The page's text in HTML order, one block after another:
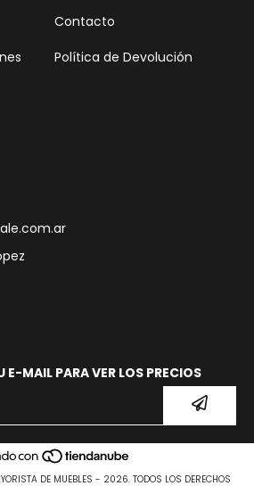
Contacto
Política de Devolución
E-MAIL PARA VER LOS PRECIOS
DE MUEBLES - 2026. TODOS LOS DERECHOS